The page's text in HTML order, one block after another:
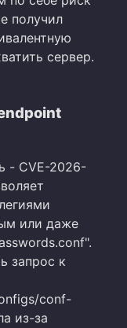
получил
сервер.
- CVE-2026-
или даже
запрос к
conf-
из-за